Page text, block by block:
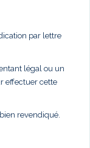
par lettre
légal ou un
effectuer cette
revendiqué.